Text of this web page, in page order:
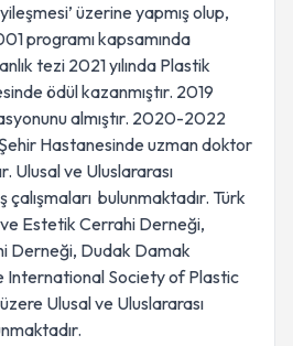
üzerine yapmış olup,
programı kapsamında
tezi 2021 yılında Plastik
ödül kazanmıştır. 2019
almıştır. 2020-2022
Şehir Hastanesinde uzman doktor
Ulusal ve Uluslararası
çalışmaları bulunmaktadır. Türk
Estetik Cerrahi Derneği,
Derneği, Dudak Damak
International Society of Plastic
Ulusal ve Uluslararası